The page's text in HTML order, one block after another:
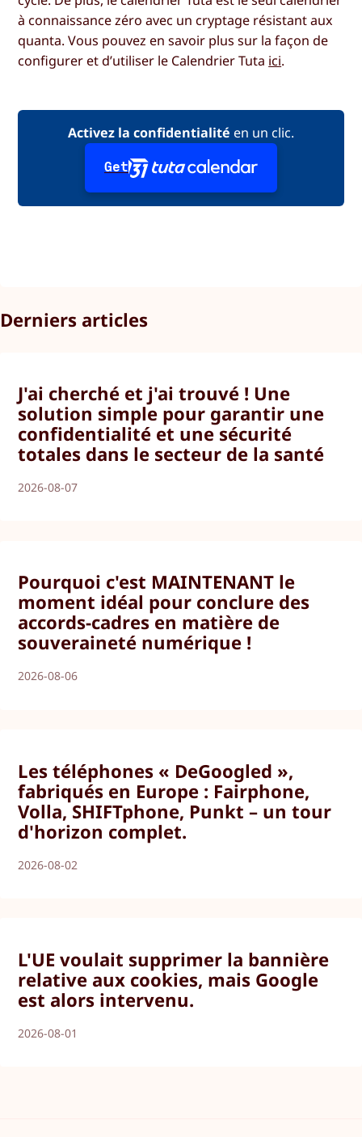
à connaissance zéro avec un cryptage résistant aux
quanta. Vous pouvez en savoir plus sur la façon de
configurer et d’utiliser le Calendrier Tuta ici.
Activez la confidentialité en un clic.
Get
Derniers articles
J'ai cherché et j'ai trouvé ! Une
solution simple pour garantir une
confidentialité et une sécurité
totales dans le secteur de la santé
2026-08-07
Pourquoi c'est MAINTENANT le
moment idéal pour conclure des
accords-cadres en matière de
souveraineté numérique !
2026-08-06
Les téléphones « DeGoogled »,
fabriqués en Europe : Fairphone,
Volla, SHIFTphone, Punkt – un tour
d'horizon complet.
2026-08-02
L'UE voulait supprimer la bannière
relative aux cookies, mais Google
est alors intervenu.
2026-08-01